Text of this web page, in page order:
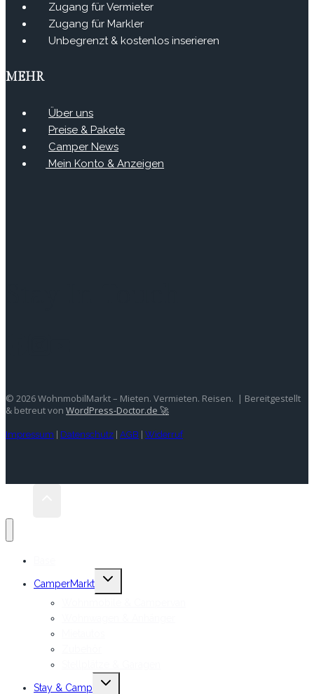
Zugang für Vermieter
Zugang für Markler
Unbegrenzt & kostenlos inserieren
MEHR
Über uns
Preise & Pakete
Camper News
Mein Konto & Anzeigen
© 2026 WohnmobilMarkt – Mieten. Vermieten. Reisen. | Bereitgestellt
& betreut von WordPress-Doctor.de 🚀
Impressum Datenschutz AGB Widerruf
CamperMarkt
Untermenü
umschalten
Stay & Camp
Untermenü